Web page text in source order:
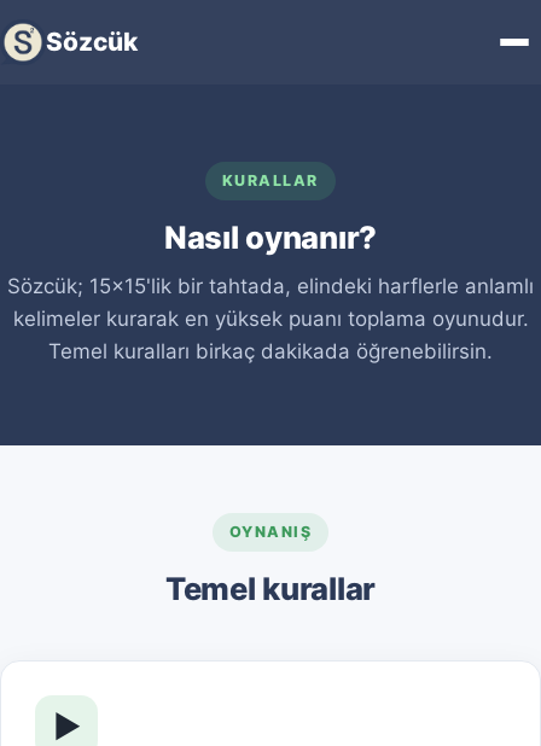
Sözcük
KURALLAR
Nasıl oynanır?
Sözcük; 15×15'lik bir tahtada, elindeki harflerle anlamlı
kelimeler kurarak en yüksek puanı toplama oyunudur.
Temel kuralları birkaç dakikada öğrenebilirsin.
OYNANIŞ
Temel kurallar
▶️